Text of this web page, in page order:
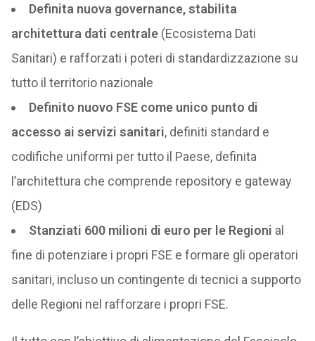
Definita nuova governance, stabilita
architettura dati centrale(Ecosistema Dati
Sanitari) e rafforzati i poteri di standardizzazione su
tutto il territorio nazionale
Definito nuovo FSE come unico punto di
accesso ai servizi sanitari, definiti standard e
codifiche uniformi per tutto il Paese, definita
l’architettura che comprende repository e gateway
(EDS)
Stanziati 600 milioni di euro per le Regioni al
fine di potenziare i propri FSE e formare gli operatori
sanitari, incluso un contingente di tecnici a supporto
delle Regioni nel rafforzare i propri FSE.